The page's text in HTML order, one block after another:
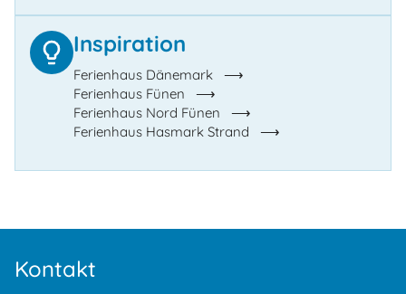
Inspiration
Ferienhaus Dänemark
Ferienhaus Fünen
Ferienhaus Nord Fünen
Ferienhaus Hasmark Strand
Kontakt